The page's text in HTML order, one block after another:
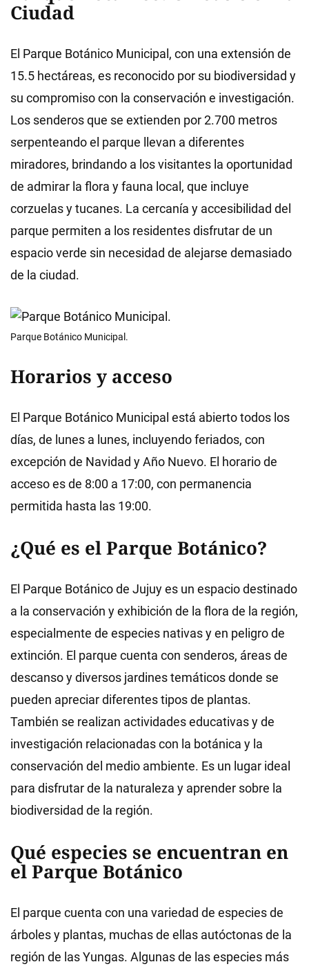
Ciudad
El Parque Botánico Municipal, con una extensión de
15.5 hectáreas, es reconocido por su biodiversidad y
su compromiso con la conservación e investigación.
Los senderos que se extienden por 2.700 metros
serpenteando el parque llevan a diferentes
miradores, brindando a los visitantes la oportunidad
de admirar la flora y fauna local, que incluye
corzuelas y tucanes. La cercanía y accesibilidad del
parque permiten a los residentes disfrutar de un
espacio verde sin necesidad de alejarse demasiado
de la ciudad.
Parque Botánico Municipal.
Horarios y acceso
El Parque Botánico Municipal está abierto todos los
días, de lunes a lunes, incluyendo feriados, con
excepción de Navidad y Año Nuevo. El horario de
acceso es de 8:00 a 17:00, con permanencia
permitida hasta las 19:00.
¿Qué es el Parque Botánico?
El Parque Botánico de Jujuy es un espacio destinado
a la conservación y exhibición de la flora de la región,
especialmente de especies nativas y en peligro de
extinción. El parque cuenta con senderos, áreas de
descanso y diversos jardines temáticos donde se
pueden apreciar diferentes tipos de plantas.
También se realizan actividades educativas y de
investigación relacionadas con la botánica y la
conservación del medio ambiente. Es un lugar ideal
para disfrutar de la naturaleza y aprender sobre la
biodiversidad de la región.
Qué especies se encuentran en
el Parque Botánico
El parque cuenta con una variedad de especies de
árboles y plantas, muchas de ellas autóctonas de la
región de las Yungas. Algunas de las especies más